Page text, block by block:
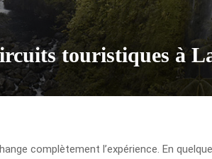
touristiques à
complètement l’expérience. En